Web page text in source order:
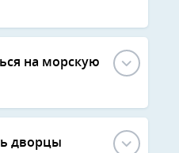
на морскую
дворцы